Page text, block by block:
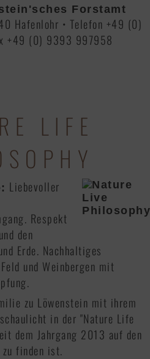
Forstamt
Hafenlohr • Telefon +49 (0)
+49 (0) 9393 997958
LIFE
Liebevoller
Respekt
den
Erde. Nachhaltiges
und Weinbergen mit
zu Löwenstein mit ihrem
in der "Nature Life
dem Jahrgang 2013 auf den
finden ist.